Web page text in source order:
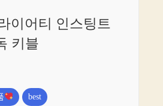
이어티 인스팅트
키블
best